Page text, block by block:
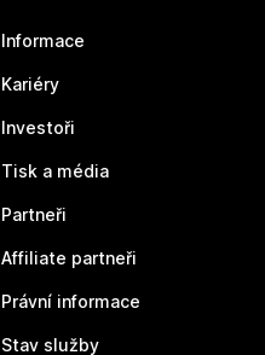
Informace
Kariéry
Investoři
Tisk a média
Partneři
Affiliate partneři
Právní informace
Stav služby